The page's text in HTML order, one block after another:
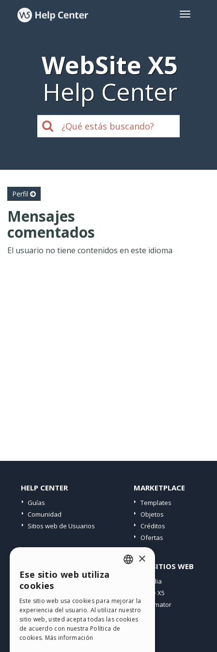
WebSite X5
Help Center
Perfil
Mensajes
comentados
El usuario no tiene contenidos en este idioma
HELP CENTER
Guías
Comunidad
Sitios web de Usuarios
MARKETPLACE
Templates
Objetos
Créditos
Ofertas
Mis post
Mis download
Espacio Web
Mis Créditos
OTROS SITIOS WEB
Incomedia
WebSite X5
WebAnimator
GERMAN
SPANISH
×
Ese sitio web utiliza
cookies
Este sitio web usa cookies para mejorar la
experiencia del usuario. Al utilizar nuestro
sitio web, usted acepta todas las cookies
de acuerdo con nuestra Política de
cookies. Más información